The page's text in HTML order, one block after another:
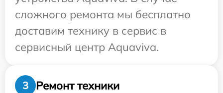
сложного ремонта мы бесплатно
доставим технику в сервис в
сервисный центр Aquaviva.
3
Ремонт техники